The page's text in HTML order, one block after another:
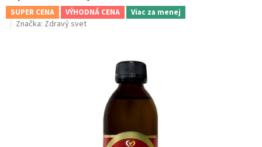
SUPER CENA VÝHODNÁ CENA Viac za menej
Značka: Zdravý svet